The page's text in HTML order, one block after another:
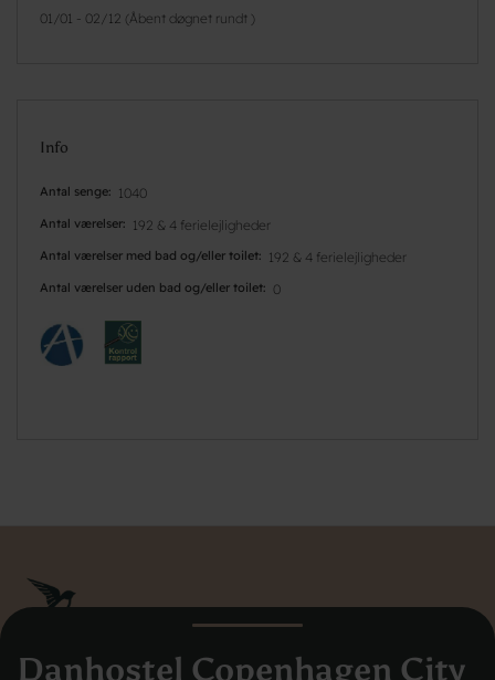
Danhostel Copenhagen City
01/01 - 02/12 (Åbent døgnet rundt )
Info
Antal senge 1040
Antal værelser 192 & 4 ferielejligheder
Antal værelser med bad og/eller toilet 192 & 4 ferielejligheder
Antal værelser uden bad og/eller toilet 0
Danhostel Danmarks Vandrerhjem